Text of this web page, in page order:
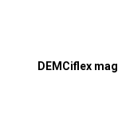
DEMCiflex